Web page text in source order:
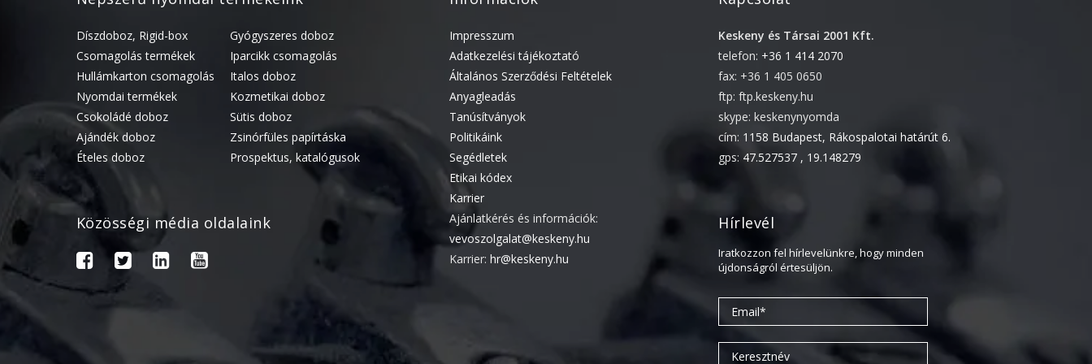
2019. november
2019. július
2019. május
2019. április
2019. február
2018. augusztus
2018. április
Díszdoboz, Rigid-box
Csomagolás termékek
Hullámkarton csomagolás
Nyomdai termékek
Csokoládé doboz
Ajándék doboz
Ételes doboz
Gyógyszeres doboz
Iparcikk csomagolás
Italos doboz
Kozmetikai doboz
Sütis doboz
Zsinórfüles papírtáska
Prospektus, katalógusok
Közösségi média oldalaink
Impresszum
Adatkezelési tájékoztató
Általános Szerződési Feltételek
Anyagleadás
Tanúsítványok
Politikáink
Segédletek
Etikai kódex
Karrier
Ajánlatkérés és információk:
vevoszolgalat@keskeny.hu
Karrier:hr@keskeny.hu
Keskeny és Társai 2001 Kft.
telefon: +36 1 414 2070
fax: +36 1 405 0650
ftp: ftp.keskeny.hu
skype: keskenynyomda
cím: 1158 Budapest, Rákospalotai határút 6.
gps: 47.527537 , 19.148279
Hírlevél
Iratkozzon fel hírlevelünkre, hogy minden
újdonságról értesüljön.